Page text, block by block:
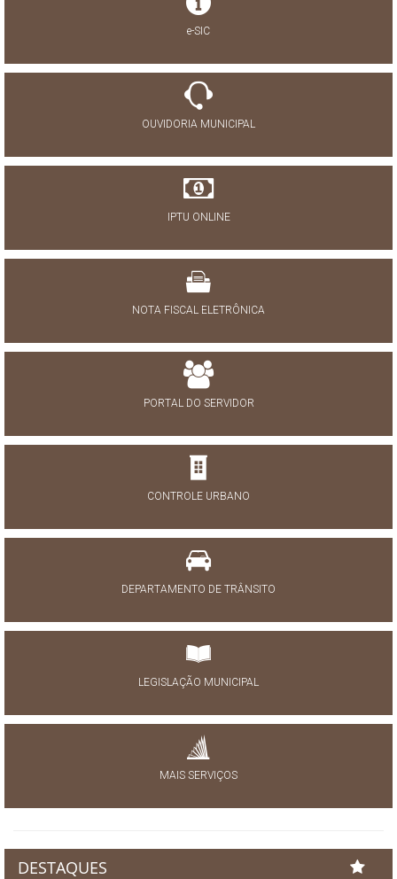
e-SIC
OUVIDORIA MUNICIPAL
IPTU ONLINE
NOTA FISCAL ELETRÔNICA
PORTAL DO SERVIDOR
CONTROLE URBANO
DEPARTAMENTO DE TRÂNSITO
LEGISLAÇÃO MUNICIPAL
MAIS SERVIÇOS
DESTAQUES